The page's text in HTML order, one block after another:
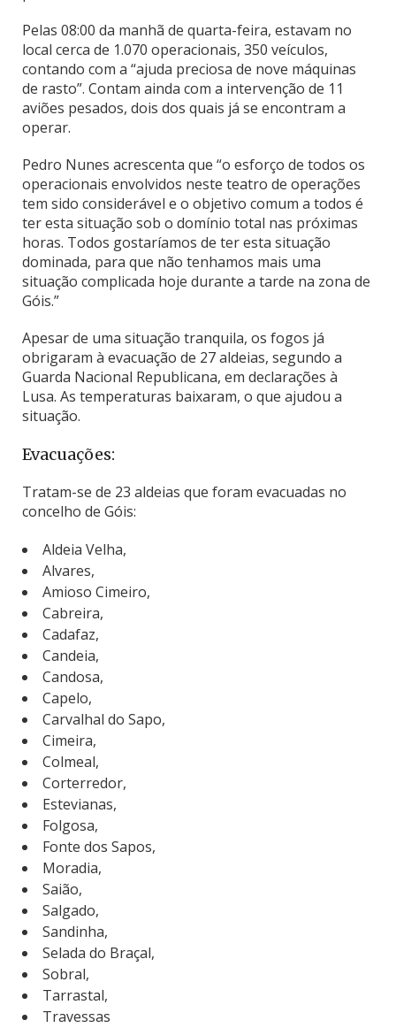
Pelas 08:00 da manhã de quarta-feira, estavam no
local cerca de 1.070 operacionais, 350 veículos,
contando com a “ajuda preciosa de nove máquinas
de rasto”. Contam ainda com a intervenção de 11
aviões pesados, dois dos quais já se encontram a
operar.
Pedro Nunes acrescenta que “o esforço de todos os
operacionais envolvidos neste teatro de operações
tem sido considerável e o objetivo comum a todos é
ter esta situação sob o domínio total nas próximas
horas. Todos gostaríamos de ter esta situação
dominada, para que não tenhamos mais uma
situação complicada hoje durante a tarde na zona de
Góis.”
Apesar de uma situação tranquila, os fogos já
obrigaram à evacuação de 27 aldeias, segundo a
Guarda Nacional Republicana, em declarações à
Lusa. As temperaturas baixaram, o que ajudou a
situação.
Evacuações:
Tratam-se de 23 aldeias que foram evacuadas no
concelho de Góis:
Aldeia Velha,
Alvares,
Amioso Cimeiro,
Cabreira,
Cadafaz,
Candeia,
Candosa,
Capelo,
Carvalhal do Sapo,
Cimeira,
Colmeal,
Corterredor,
Estevianas,
Folgosa,
Fonte dos Sapos,
Moradia,
Saião,
Salgado,
Sandinha,
Selada do Braçal,
Sobral,
Tarrastal,
Travessas